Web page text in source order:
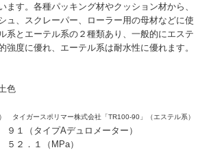
ます。各種パッキング材やクッション材から、
ュ、スクレーパー、ローラー用の母材などに使
系とエーテル系の２種類あり、一般的にエステ
強度に優れ、エーテル系は耐水性に優れます。
色
タイガースポリマー株式会社「TR100-90」（エステル系）
イプAデュロメーター）
．１（MPa）